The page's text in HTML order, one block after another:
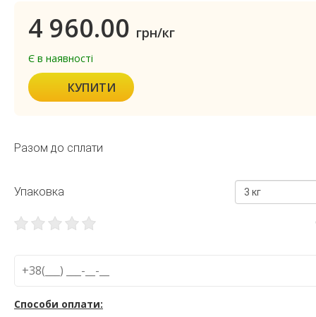
4 960.00 грн/кг
Є в наявності
КУПИТИ
Разом до сплати
Упаковка 3 кг
Способи оплати: